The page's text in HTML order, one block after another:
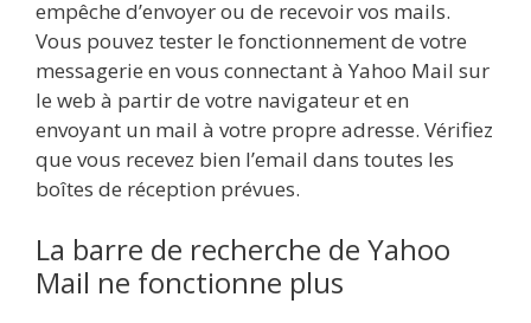
empêche d’envoyer ou de recevoir vos mails.
Vous pouvez tester le fonctionnement de votre
messagerie en vous connectant à Yahoo Mail sur
le web à partir de votre navigateur et en
envoyant un mail à votre propre adresse. Vérifiez
que vous recevez bien l’email dans toutes les
boîtes de réception prévues.
La barre de recherche de Yahoo
Mail ne fonctionne plus